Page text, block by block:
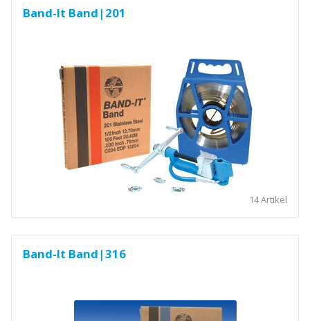
Band-It Band|201
14 Artikel
Band-It Band|316